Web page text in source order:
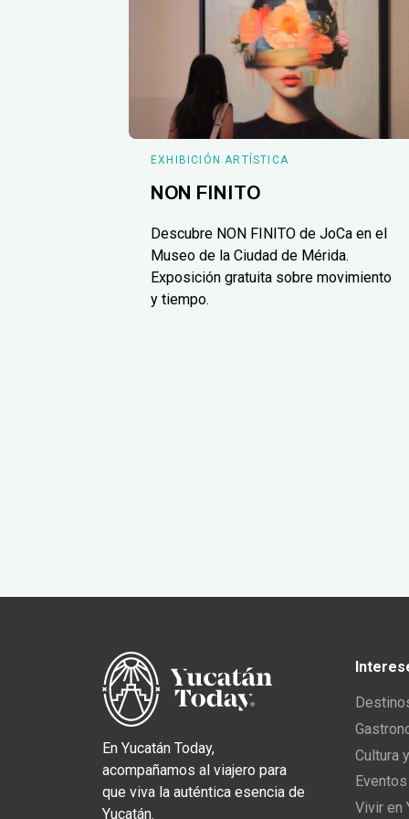
EXHIBICIÓN ARTÍSTICA
NON FINITO
Descubre NON FINITO de JoCa en el
Museo de la Ciudad de Mérida.
Exposición gratuita sobre movimiento
y tiempo.
En Yucatán Today,
acompañamos al viajero para
que viva la auténtica esencia de
Yucatán.
Cultura
Vivir en